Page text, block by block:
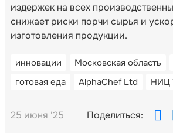
издержек на всех
снижает риски порчи сырья и
изготовления продукции.
инновации Московская область
готовая еда
AlphaChef Ltd НИЦ
25 июня '25 Поделиться: